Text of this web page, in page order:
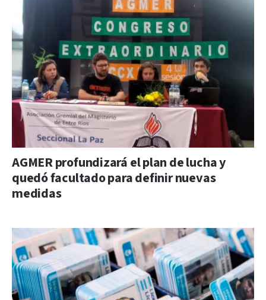
AGMER profundizará el plan de lucha y
quedó facultado para definir nuevas
medidas